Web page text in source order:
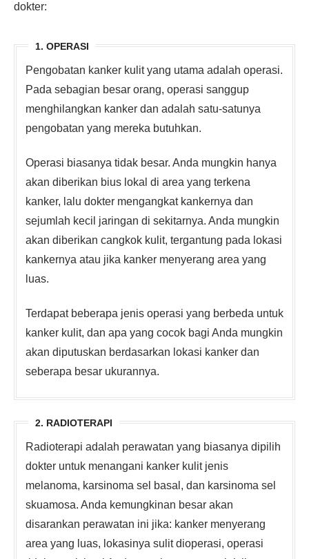
dokter:
1. OPERASI
Pengobatan kanker kulit yang utama adalah operasi.
Pada sebagian besar orang, operasi sanggup
menghilangkan kanker dan adalah satu-satunya
pengobatan yang mereka butuhkan.
Operasi biasanya tidak besar. Anda mungkin hanya
akan diberikan bius lokal di area yang terkena
kanker, lalu dokter mengangkat kankernya dan
sejumlah kecil jaringan di sekitarnya. Anda mungkin
akan diberikan cangkok kulit, tergantung pada lokasi
kankernya atau jika kanker menyerang area yang
luas.
Terdapat beberapa jenis operasi yang berbeda untuk
kanker kulit, dan apa yang cocok bagi Anda mungkin
akan diputuskan berdasarkan lokasi kanker dan
seberapa besar ukurannya.
2. RADIOTERAPI
Radioterapi adalah perawatan yang biasanya dipilih
dokter untuk menangani kanker kulit jenis
melanoma, karsinoma sel basal, dan karsinoma sel
skuamosa. Anda kemungkinan besar akan
disarankan perawatan ini jika: kanker menyerang
area yang luas, lokasinya sulit dioperasi, operasi